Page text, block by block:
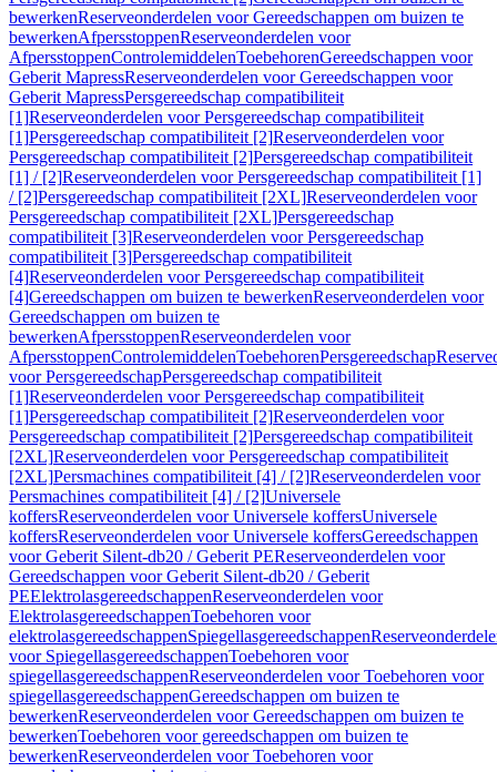
bewerkenReserveonderdelen voor Gereedschappen om buizen te
bewerkenAfpersstoppenReserveonderdelen voor
AfpersstoppenControlemiddelenToebehorenGereedschappen voor
Geberit MapressReserveonderdelen voor Gereedschappen voor
Geberit MapressPersgereedschap compatibiliteit
[1]Reserveonderdelen voor Persgereedschap compatibiliteit
[1]Persgereedschap compatibiliteit [2]Reserveonderdelen voor
Persgereedschap compatibiliteit [2]Persgereedschap compatibiliteit
[1] / [2]Reserveonderdelen voor Persgereedschap compatibiliteit [1]
/ [2]Persgereedschap compatibiliteit [2XL]Reserveonderdelen voor
Persgereedschap compatibiliteit [2XL]Persgereedschap
compatibiliteit [3]Reserveonderdelen voor Persgereedschap
compatibiliteit [3]Persgereedschap compatibiliteit
[4]Reserveonderdelen voor Persgereedschap compatibiliteit
[4]Gereedschappen om buizen te bewerkenReserveonderdelen voor
Gereedschappen om buizen te
bewerkenAfpersstoppenReserveonderdelen voor
AfpersstoppenControlemiddelenToebehorenPersgereedschap
voor PersgereedschapPersgereedschap compatibiliteit
[1]Reserveonderdelen voor Persgereedschap compatibiliteit
[1]Persgereedschap compatibiliteit [2]Reserveonderdelen voor
Persgereedschap compatibiliteit [2]Persgereedschap compatibiliteit
[2XL]Reserveonderdelen voor Persgereedschap compatibiliteit
[2XL]Persmachines compatibiliteit [4] / [2]Reserveonderdelen voor
Persmachines compatibiliteit [4] / [2]Universele
koffersReserveonderdelen voor Universele koffersUniversele
koffersReserveonderdelen voor Universele koffersGereedschappen
voor Geberit Silent-db20 / Geberit PEReserveonderdelen voor
Gereedschappen voor Geberit Silent-db20 / Geberit
PEElektrolasgereedschappenReserveonderdelen voor
ElektrolasgereedschappenToebehoren voor
elektrolasgereedschappenSpiegellasgereedschappen
voor SpiegellasgereedschappenToebehoren voor
spiegellasgereedschappenReserveonderdelen voor Toebehoren voor
spiegellasgereedschappenGereedschappen om buizen te
bewerkenReserveonderdelen voor Gereedschappen om buizen te
bewerkenToebehoren voor gereedschappen om buizen te
bewerkenReserveonderdelen voor Toebehoren voor